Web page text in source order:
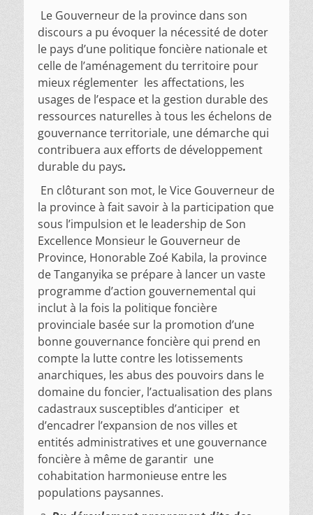
Le Gouverneur de la province dans son
discours a pu évoquer la nécessité de doter
le pays d’une politique foncière nationale et
celle de l’aménagement du territoire pour
mieux réglementer les affectations, les
usages de l’espace et la gestion durable des
ressources naturelles à tous les échelons de
gouvernance territoriale, une démarche qui
contribuera aux efforts de développement
durable du pays.
En clôturant son mot, le Vice Gouverneur de
la province à fait savoir à la participation que
sous l’impulsion et le leadership de Son
Excellence Monsieur le Gouverneur de
Province, Honorable Zoé Kabila, la province
de Tanganyika se prépare à lancer un vaste
programme d’action gouvernemental qui
inclut à la fois la politique foncière
provinciale basée sur la promotion d’une
bonne gouvernance foncière qui prend en
compte la lutte contre les lotissements
anarchiques, les abus des pouvoirs dans le
domaine du foncier, l’actualisation des plans
cadastraux susceptibles d’anticiper et
d’encadrer l’expansion de nos villes et
entités administratives et une gouvernance
foncière à même de garantir une
cohabitation harmonieuse entre les
populations paysannes.